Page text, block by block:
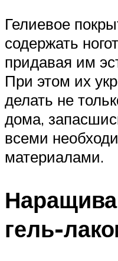
Гелиевое
содержать
придавая им
При этом их
делать не
дома,
всеми
материалами.
гель-